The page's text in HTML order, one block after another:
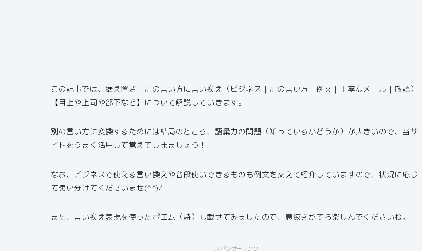
この記事では、据え置き｜別の言い方に言い換え（ビジネス｜別の言い方｜例文｜丁寧なメール｜敬語）
【目上や上司や部下など】について解説していきます。
別の言い方に変換するためには結局のところ、語彙力の問題（知っているかどうか）が大きいので、当サ
イトをうまく活用して覚えてしまましょう！
なお、ビジネスで使える言い換えや普段使いできるものも例文を交えて紹介していますので、状況に応じ
て使い分けてくださいませ(^^)/
また、言い換え表現を使ったポエム（詩）も載せてみましたので、息抜きがてら楽しんでくださいね。
スポンサーリンク